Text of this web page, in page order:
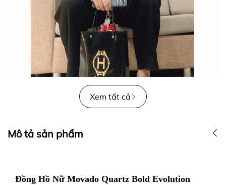
Xem tất cả
Mô tả sản phẩm
Đồng Hồ Nữ Movado Quartz Bold Evolution